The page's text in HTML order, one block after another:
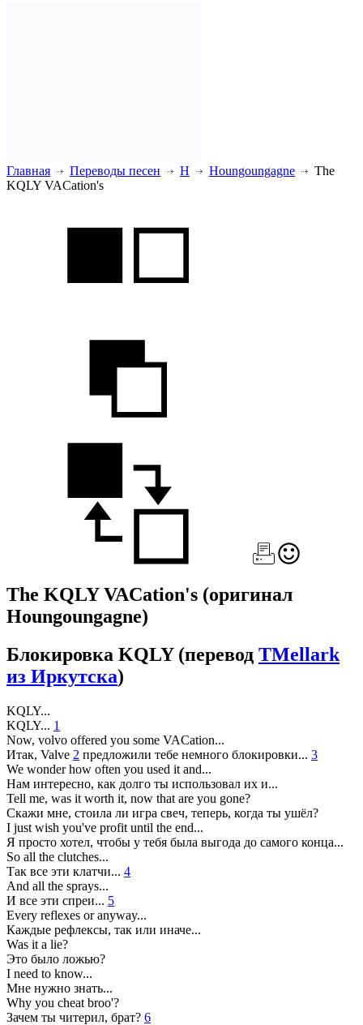
Главная Переводы песен H Houngoungagne
The
KQLY VACation's
The KQLY VACation's (оригинал
Houngoungagne)
Блокировка KQLY (перевод TMellark
из Иркутска)
KQLY...
KQLY... 1
Now, volvo offered you some VACation...
Итак, Valve 2 предложили тебе немного блокировки... 3
We wonder how often you used it and...
Нам интересно, как долго ты использовал их и...
Tell me, was it worth it, now that are you gone?
Скажи мне, стоила ли игра свеч, теперь, когда ты ушёл?
I just wish you've profit until the end...
Я просто хотел, чтобы у тебя была выгода до самого конца...
So all the clutches...
Так все эти клатчи... 4
And all the sprays...
И все эти спреи... 5
Every reflexes or anyway...
Каждые рефлексы, так или иначе...
Was it a lie?
Это было ложью?
I need to know...
Мне нужно знать...
Why you cheat broo'?
Зачем ты читерил, брат? 6